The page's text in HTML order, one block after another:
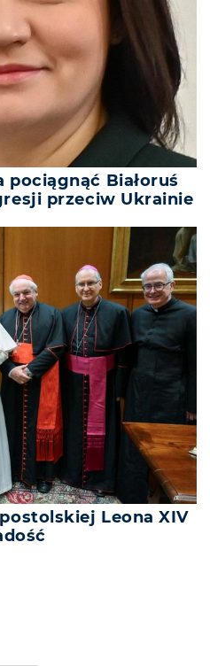
pociągnąć Białoruś
przeciw Ukrainie
Leona XIV